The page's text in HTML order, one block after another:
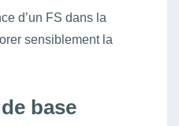
d’un FS dans la
sensiblement la
base